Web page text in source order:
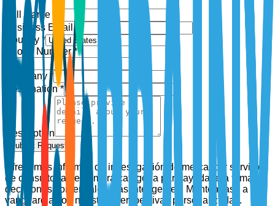
Full Name *
Business Email *
Country *
Phone Number *
Company *
Designation *
Description
Submit Request
Ofrecemos informes de investigación de mercado y servicios
de consultoría de primera categoría para ayudarle a tomar
decisiones comerciales más inteligentes. Manténgase a la
vanguardia con nuestras perspectivas personalizadas.